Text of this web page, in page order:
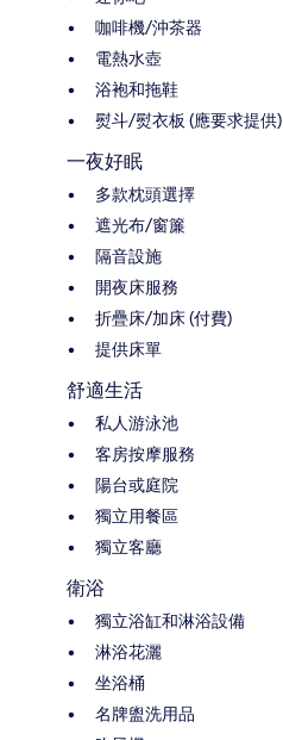
咖啡機/沖茶器
電熱水壺
浴袍和拖鞋
熨斗/熨衣板 (應要求提供)
一夜好眠
多款枕頭選擇
遮光布/窗簾
隔音設施
開夜床服務
折疊床/加床 (付費)
提供床單
舒適生活
私人游泳池
客房按摩服務
陽台或庭院
獨立用餐區
獨立客廳
衛浴
獨立浴缸和淋浴設備
淋浴花灑
坐浴桶
名牌盥洗用品